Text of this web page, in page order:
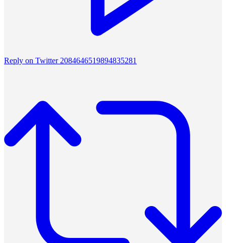
Reply on Twitter 2084646519894835281